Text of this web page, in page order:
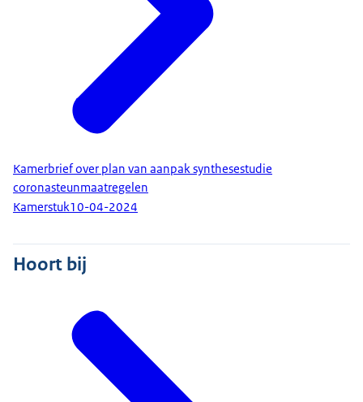
Kamerbrief over plan van aanpak synthesestudie
coronasteunmaatregelen
Kamerstuk10-04-2024
Hoort bij